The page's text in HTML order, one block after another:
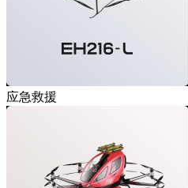
应急救援